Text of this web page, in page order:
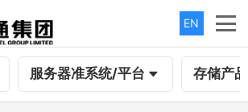
EN
服务器准系统/平台 存储产品